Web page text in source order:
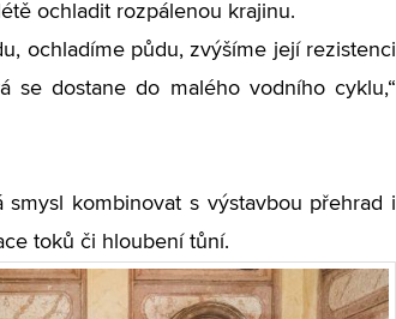
ochladit rozpálenou krajinu.
ochladíme půdu, zvýšíme její rezistenci
se dostane do malého vodního cyklu,“
kombinovat s výstavbou přehrad i
toků či hloubení tůní.